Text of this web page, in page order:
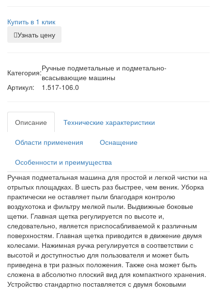
Купить в 1 клик
Узнать цену
Категория:Ручные подметальные и подметально-
всасывающие машины
Артикул:
1.517-106.0
Описание Технические характеристики
Области применения Оснащение
Особенности и преимущества
Ручная подметальная машина для простой и легкой чистки на
отрытых площадках. В шесть раз быстрее, чем веник. Уборка
практически не оставляет пыли благодаря контролю
воздухотока и фильтру мелкой пыли. Выдвижные боковые
щетки. Главная щетка регулируется по высоте и,
следовательно, является приспосабливаемой к различным
поверхностям. Главная щетка приводится в движение двумя
колесами. Нажимная ручка регулируется в соответствии с
высотой и доступностью для пользователя и может быть
приведена в три разных положения. Также она может быть
сложена в абсолютно плоский вид для компактного хранения.
Устройство стандартно поставляется с двумя боковыми